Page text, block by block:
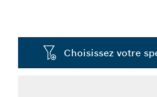
Choisissez votre